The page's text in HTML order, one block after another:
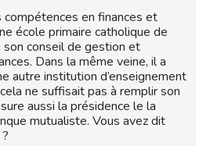
compétences en finances et
école primaire catholique de
son conseil de gestion et
Dans la même veine, il a
autre institution d’enseignement
ne suffisait pas à remplir son
aussi la présidence le la
mutualiste. Vous avez dit